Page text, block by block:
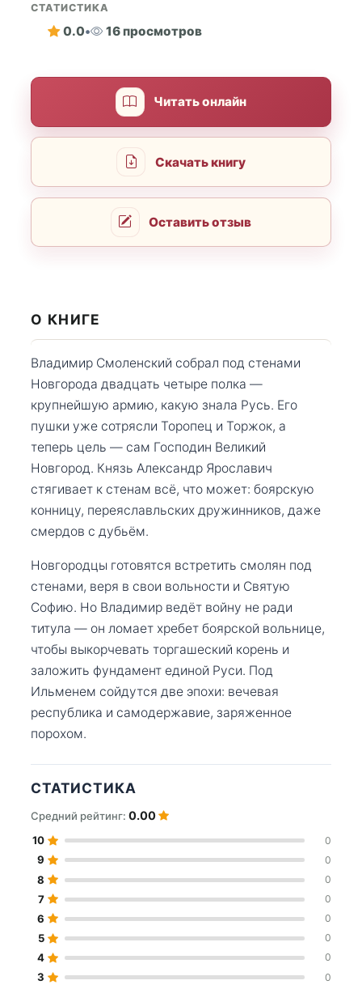
СТАТИСТИКА
0.0• 16 просмотров
Читать онлайн
Скачать книгу
Оставить отзыв
О КНИГЕ
Владимир Смоленский собрал под стенами
Новгорода двадцать четыре полка —
крупнейшую армию, какую знала Русь. Его
пушки уже сотрясли Торопец и Торжок, а
теперь цель — сам Господин Великий
Новгород. Князь Александр Ярославич
стягивает к стенам всё, что может: боярскую
конницу, переяславльских дружинников, даже
смердов с дубьём.
Новгородцы готовятся встретить смолян под
стенами, веря в свои вольности и Святую
Софию. Но Владимир ведёт войну не ради
титула — он ломает хребет боярской вольнице,
чтобы выкорчевать торгашеский корень и
заложить фундамент единой Руси. Под
Ильменем сойдутся две эпохи: вечевая
республика и самодержавие, заряженное
порохом.
СТАТИСТИКА
Средний рейтинг: 0.00
10 0
9 0
8 0
7 0
6 0
5 0
4 0
3 0